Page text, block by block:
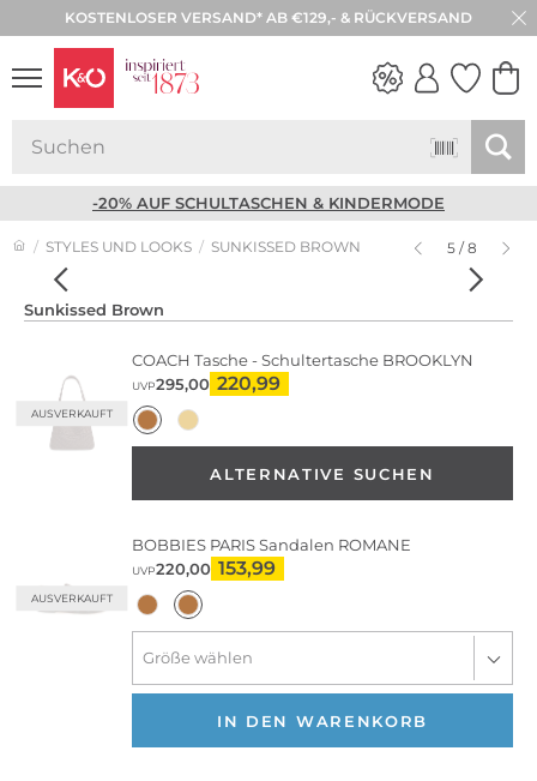
KOSTENLOSER VERSAND* AB €129,- & RÜCKVERSAND
-20% AUF SCHULTASCHEN & KINDERMODE
STYLES UND LOOKS SUNKISSED BROWN 5 / 8
Sunkissed Brown
AUSVERKAUFT
COACH Tasche - Schultertasche BROOKLYN
UVP295,00 220,99
ALTERNATIVE SUCHEN
AUSVERKAUFT
BOBBIES PARISSandalen ROMANE
UVP220,00 153,99
IN DEN WARENKORB